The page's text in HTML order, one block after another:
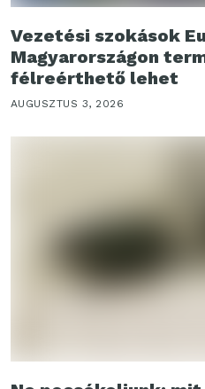
Vezetési szokások
Magyarországon
félreérthető lehet
AUGUSZTUS 3, 2026